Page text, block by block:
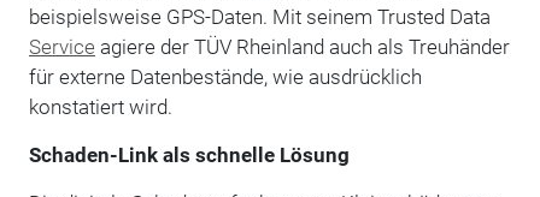
beispielsweise GPS-Daten. Mit seinem Trusted Data
Service agiere der TÜV Rheinland auch als Treuhänder
für externe Datenbestände, wie ausdrücklich
konstatiert wird.
Schaden-Link als schnelle Lösung